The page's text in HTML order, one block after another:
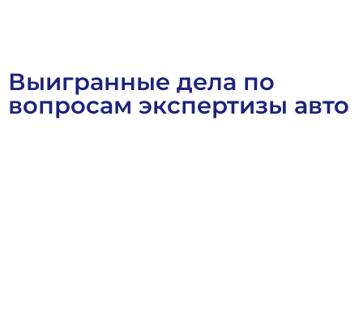
Выигранные дела по
вопросам экспертизы авто